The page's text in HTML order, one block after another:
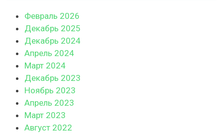
Февраль 2026
Декабрь 2025
Декабрь 2024
Апрель 2024
Март 2024
Декабрь 2023
Ноябрь 2023
Апрель 2023
Март 2023
Август 2022